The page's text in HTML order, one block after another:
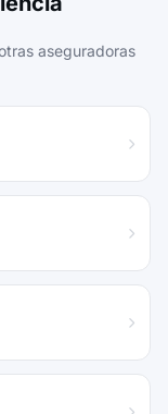
aseguradoras